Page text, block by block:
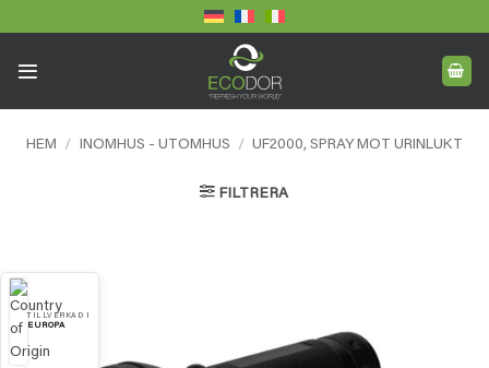
to
HEM / INOMHUS - UTOMHUS / UF2000, SPRAY MOT URINLUKT
FILTRERA
TILLVERKAD I
EUROPA